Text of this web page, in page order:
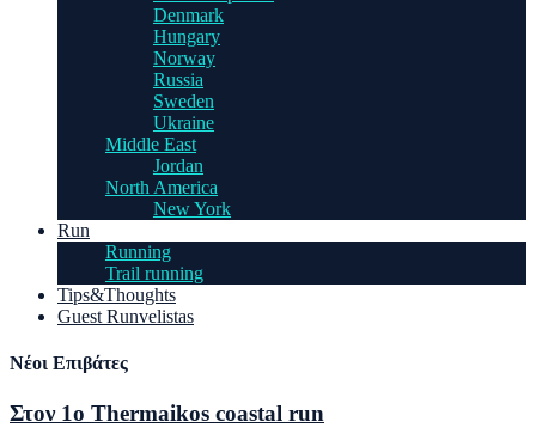
Denmark
Hungary
Norway
Russia
Sweden
Ukraine
Middle East
Jordan
North America
New York
Run
Running
Trail running
Tips&Thoughts
Guest Runvelistas
Νέοι Επιβάτες
Στον 1ο Thermaikos coastal run